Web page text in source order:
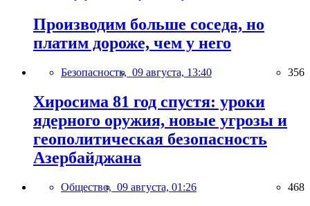
Производим больше соседа, но
платим дороже, чем у него
Безопасность, 09 августа, 13:40 356
Хиросима 81 год спустя: уроки
ядерного оружия, новые угрозы и
геополитическая безопасность
Азербайджана
Общество, 09 августа, 01:26 468